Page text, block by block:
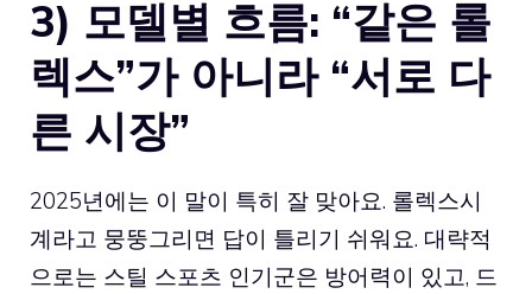
3) 모델별 흐름: “같은 롤
렉스”가 아니라 “서로 다
른 시장”
2025년에는 이 말이 특히 잘 맞아요. 롤렉스시
계라고 뭉뚱그리면 답이 틀리기 쉬워요. 대략적
으로는 스틸 스포츠 인기군은 방어력이 있고, 드